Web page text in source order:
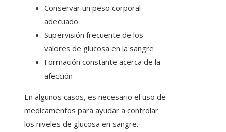
Conservar un peso corporal
adecuado
Supervisión frecuente de los
valores de glucosa en la sangre
Formación constante acerca de la
afección
En algunos casos, es necesario el uso de
medicamentos para ayudar a controlar
los niveles de glucosa en sangre.